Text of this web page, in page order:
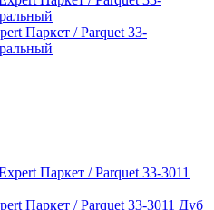
Паркет / Parquet 33-
Паркет / Parquet 33-3011 Дуб